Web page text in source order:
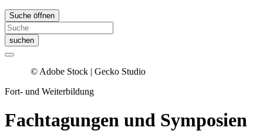
Suche öffnen
suchen
© Adobe Stock | Gecko Studio
Fort- und Weiterbildung
Fachtagungen und Symposien